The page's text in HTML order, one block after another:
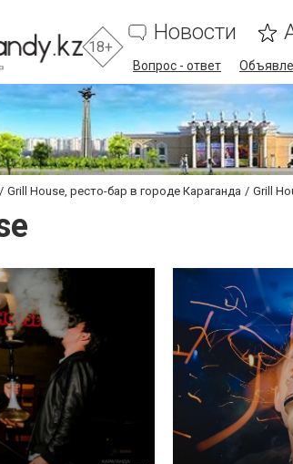
18+
Новости
Вопрос - ответ
Grill House, ресто-бар в городе Караганда Grill